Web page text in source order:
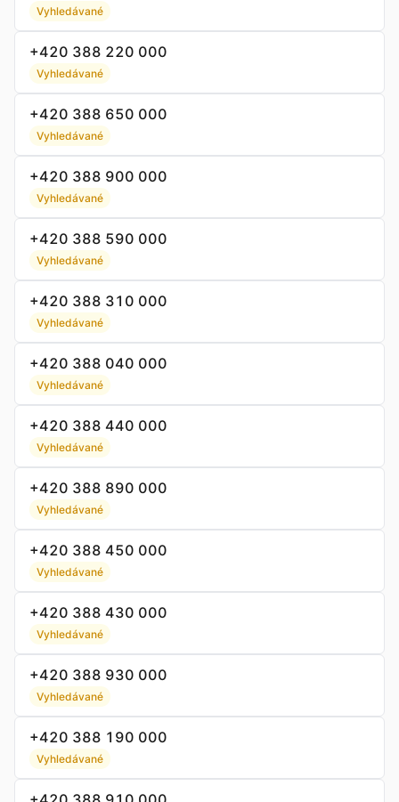
Vyhledávané
+420 388 220 000
Vyhledávané
+420 388 650 000
Vyhledávané
+420 388 900 000
Vyhledávané
+420 388 590 000
Vyhledávané
+420 388 310 000
Vyhledávané
+420 388 040 000
Vyhledávané
+420 388 440 000
Vyhledávané
+420 388 890 000
Vyhledávané
+420 388 450 000
Vyhledávané
+420 388 430 000
Vyhledávané
+420 388 930 000
Vyhledávané
+420 388 190 000
Vyhledávané